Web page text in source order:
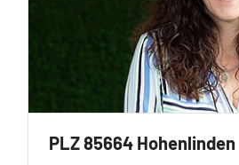
PLZ 85664 Hohenlinden